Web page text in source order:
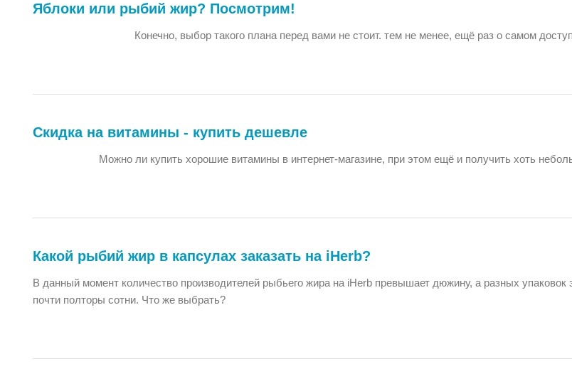
Яблоки или рыбий жир? Посмотрим!
Конечно, выбор такого плана перед вами не стоит. тем не менее, ещё раз о самом
Скидка на витамины - купить дешевле
Можно ли купить хорошие витамины в интернет-магазине, при этом ещё и получить хоть
Какой рыбий жир в капсулах заказать на iHerb?
В данный момент количество производителей рыбьего жира на iHerb превышает дюжину, а разных упаковок
почти полторы сотни. Что же выбрать?